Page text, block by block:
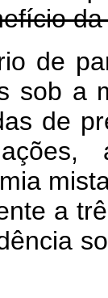
de
sob a
de
a